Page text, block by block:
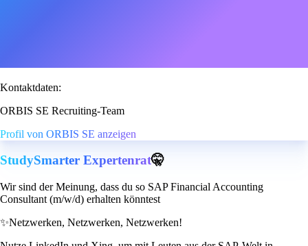
Kontaktdaten:
ORBIS SE Recruiting-Team
Profil von ORBIS SE anzeigen
StudySmarter Expertenrat🤫
Wir sind der Meinung, dass du so SAP Financial Accounting
Consultant (m/w/d) erhalten könntest
✨Netzwerken, Netzwerken, Netzwerken!